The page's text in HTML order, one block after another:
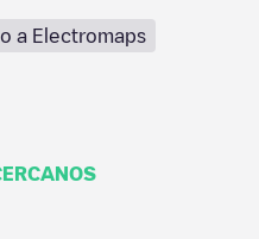
a Electromaps